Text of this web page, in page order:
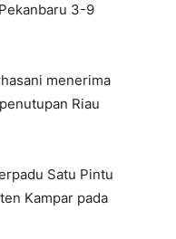
3-9
menerima
Riau
Satu Pintu
Kampar pada